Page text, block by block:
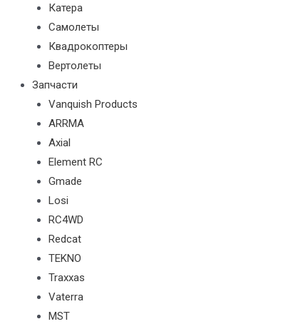
Катера
Самолеты
Квадрокоптеры
Вертолеты
Запчасти
Vanquish Products
ARRMA
Axial
Element RC
Gmade
Losi
RC4WD
Redcat
TEKNO
Traxxas
Vaterra
MST